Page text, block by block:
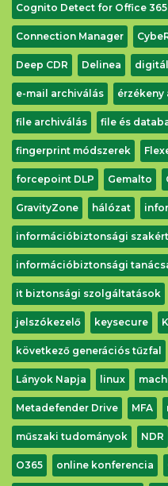
Cognito Detect for Office 365
Connection Manager
Deep CDR Delinea
e-mail archiválás érzékeny
file archiválás file és
fingerprint módszerek
forcepoint DLP Gemalto
GravityZone hálózat
információbiztonsági
információbiztonsági
it biztonsági szolgáltatások
jelszókezelő keysecure
következő generációs tűzfal
Lányok Napja linux
Metadefender Drive MFA
műszaki tudományok NDR
O365 online konferencia